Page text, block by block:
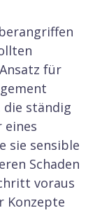
für
die ständig
eines
sie sensible
Schaden
voraus
Konzepte